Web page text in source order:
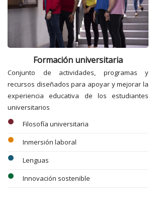
Formación universitaria
Conjunto de actividades, programas y
recursos diseñados para apoyar y mejorar la
experiencia educativa de los estudiantes
universitarios
circle Filosofía universitaria
circle Inmersión laboral
circle Lenguas
circle Innovación sostenible